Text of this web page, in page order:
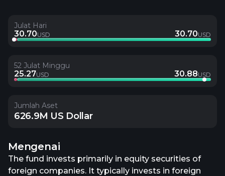
Julat Hari
30.70USD 30.70USD
52 Julat Minggu
25.27USD 30.88USD
Jumlah Aset
626.9M US Dollar
Mengenai
The fund invests primarily in equity securities of
foreign companies. It typically invests in foreign